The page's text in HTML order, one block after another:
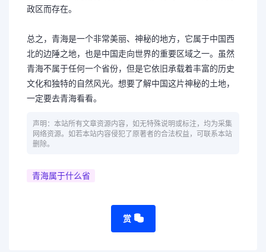
政区而存在。
总之，青海是一个非常美丽、神秘的地方，它属于中国西
北的边陲之地，也是中国走向世界的重要区域之一。虽然
青海不属于任何一个省份，但是它依旧承载着丰富的历史
文化和独特的自然风光。想要了解中国这片神秘的土地，
一定要去青海看看。
声明：本站所有文章资源内容，如无特殊说明或标注，均为采集
网络资源。如若本站内容侵犯了原著者的合法权益，可联系本站
删除。
青海属于什么省
赏